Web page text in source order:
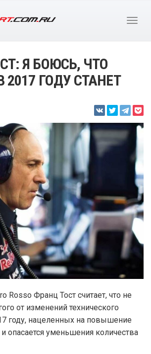
Я БОЮСЬ, ЧТО
2017 ГОДУ СТАНЕТ
Rosso Франц Тост считает, что не
от изменений технического
году, нацеленных на повышение
опасается уменьшения количества